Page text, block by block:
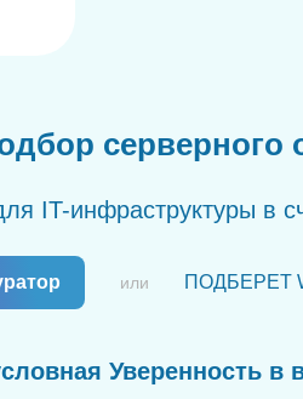
серверного
IT-инфраструктуры в
или ПОДБЕРЕТ
Уверенность в